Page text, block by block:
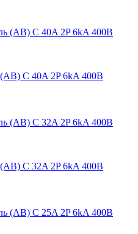
C 40A 2P 6kA 400В
C 32A 2P 6kA 400В